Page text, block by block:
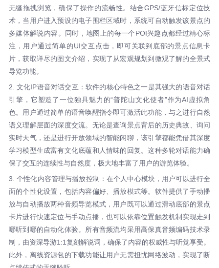
无缝拖拽浏览，确保了操作的流畅性。结合GPS/蓝牙信标定位技
术，当用户进入预设的电子围栏区域时，系统可自动触发该景点的
多媒体解说内容。同时，地图上的每一个POI兴趣点都经过精心标
注，用户通过简单的UI交互点击，即可关联到底部的景点信息卡
片，获取详尽的图文介绍，实现了从宏观规划到微观了解的全景式
导览功能。
2. 文化IP语音对话交互：软件的核心特色之一是其强大的语音对话
引擎，它塑造了一位独具魅力的“普陀山文化使者”作为AI虚拟角
色。用户通过简单的语音唤醒指令即可激活此功能，与之进行自然
语义理解层面的深度交流。无论是查询景点背后的历史典故、询问
实时天气，还是进行开放领域的智能闲聊，该引擎都能凭借其深度
学习模型生成富有文化底蕴和人情味的回复。这种多轮对话能力确
保了交互的连续性与自然度，极大地丰富了用户的游览体验。
3. 个性化内容管理与播放控制：在个人中心模块，用户可以进行全
面的个性化设置，包括内容偏好、播放模式等。软件提供了手动播
放与自动播放两种音频导览模式，用户既可以通过滑动底部的景点
卡片进行快速定位与手动点播，也可以依靠位置触发机制实现走到
哪听到哪的自动化体验。所有音频流均采用高保真音频编码技术录
制，由资深导游1:1复刻解说词，确保了内容的权威性与听觉享受。
此外，离线资源包的下载功能让用户无需担忧网络波动，实现了断